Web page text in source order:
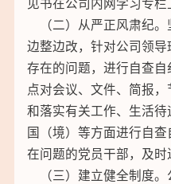
（二）从严正风肃纪。
边整边改，针对公司领导
存在的问题，进行自查
点对会议、文件、简报
和落实有关工作、生活
国（境）等方面进行自
在问题的党员干部，及时
（三）建立健全制度。